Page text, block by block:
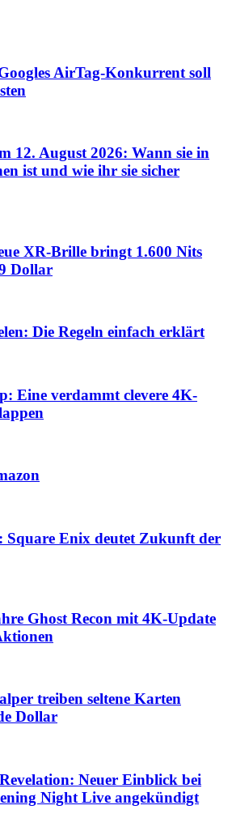
AirTag-Konkurrent soll
12. August 2026: Wann sie in
ist und wie ihr sie sicher
XR-Brille bringt 1.600 Nits
Dollar
Die Regeln einfach erklärt
Eine verdammt clevere 4K-
Square Enix deutet Zukunft der
Ghost Recon mit 4K-Update
treiben seltene Karten
Dollar
Neuer Einblick bei
Night Live angekündigt